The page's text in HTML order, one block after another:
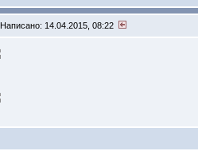
Написано: 14.04.2015, 08:22